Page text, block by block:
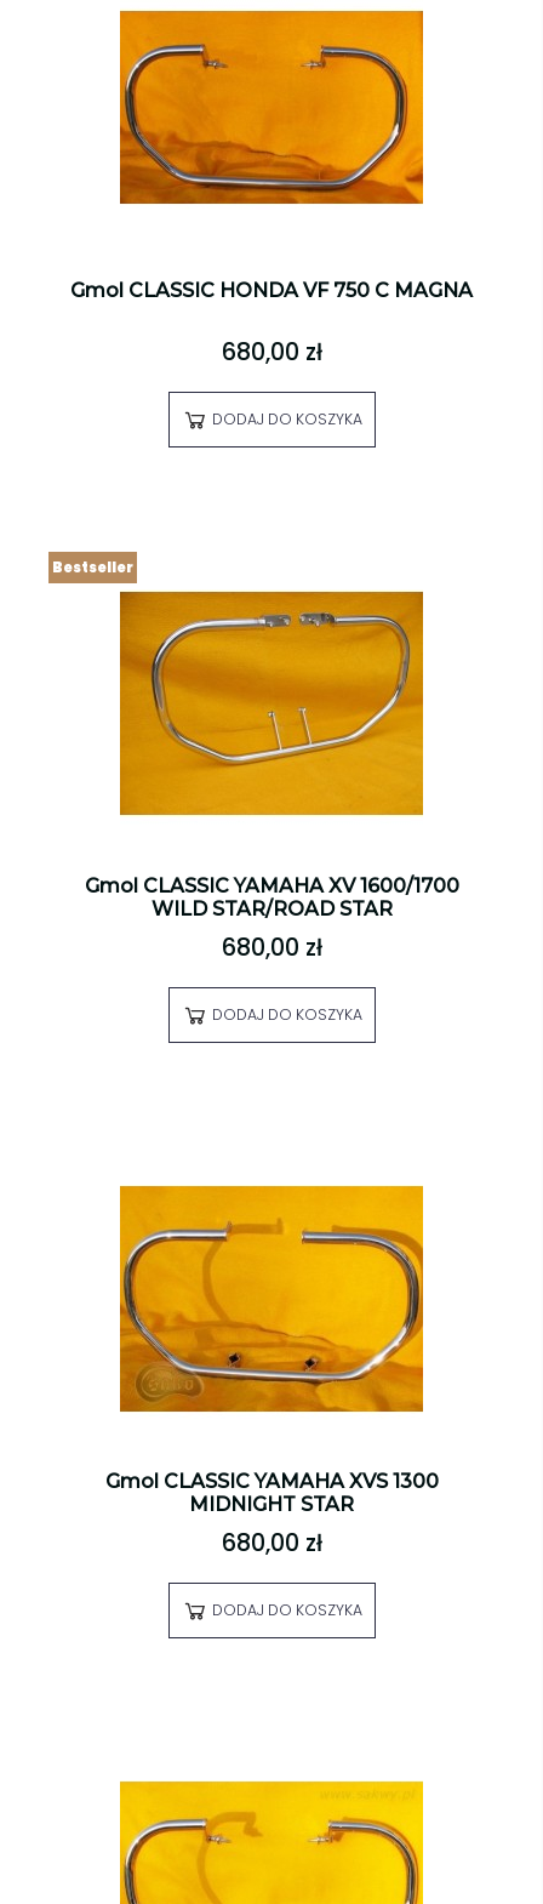
Gmol CLASSIC HONDA VF 750 C MAGNA
680,00 zł
DODAJ DO KOSZYKA
Gmol CLASSIC YAMAHA XV 1600/1700
WILD STAR/ROAD STAR
680,00 zł
DODAJ DO KOSZYKA
Bestseller
Gmol CLASSIC YAMAHA XVS 1300
MIDNIGHT STAR
680,00 zł
DODAJ DO KOSZYKA